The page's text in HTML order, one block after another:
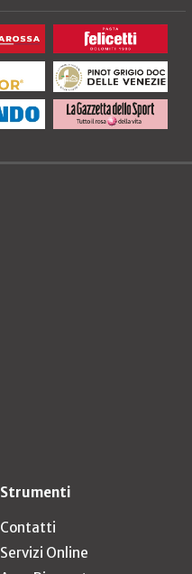
Strumenti
Contatti
Servizi Online